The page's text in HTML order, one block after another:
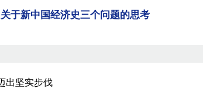
于新中国经济史三个问题的思考
出坚实步伐